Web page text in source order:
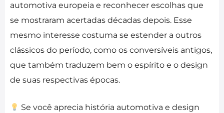
automotiva europeia e reconhecer escolhas que
se mostraram acertadas décadas depois. Esse
mesmo interesse costuma se estender a outros
clássicos do período, como os conversíveis antigos,
que também traduzem bem o espírito e o design
de suas respectivas épocas.
Se você aprecia história automotiva e design